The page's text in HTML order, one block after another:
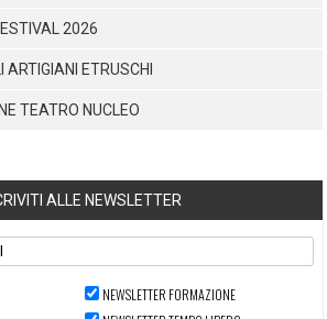
2026
ARTIGIANI ETRUSCHI
TEATRO NUCLEO
ALLE NEWSLETTER
NEWSLETTER FORMAZIONE